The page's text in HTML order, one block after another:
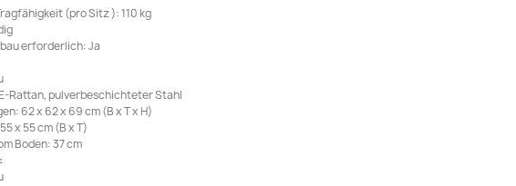
(pro Sitz ): 110 kg
erforderlich: Ja
Rattan, pulverbeschichteter Stahl
62 x 62 x 69 cm (B x T x H)
x 55 cm (B x T)
Boden: 37 cm